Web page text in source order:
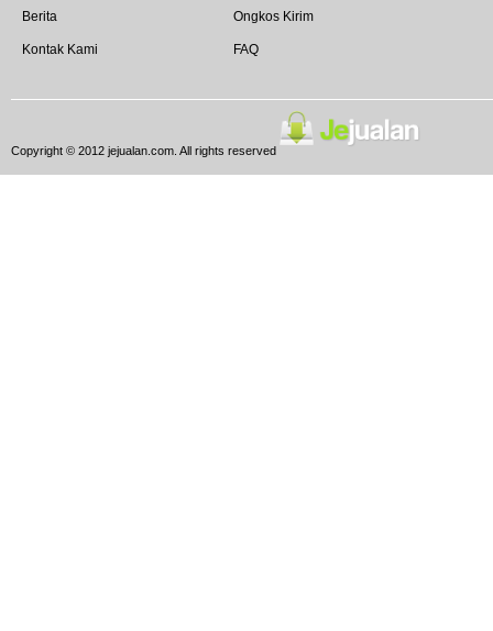
Berita
Kontak Kami
Ongkos Kirim
FAQ
Copyright © 2012 jejualan.com. All rights reserved